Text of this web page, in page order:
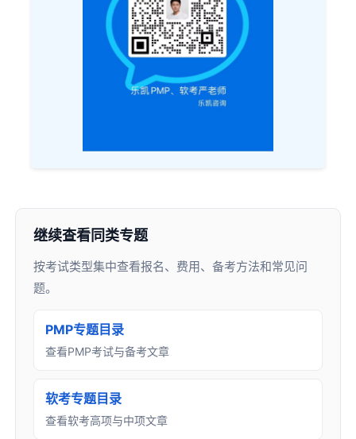
继续查看同类专题
按考试类型集中查看报名、费用、备考方法和常见问
题。
PMP专题目录
查看PMP考试与备考文章
软考专题目录
查看软考高项与中项文章